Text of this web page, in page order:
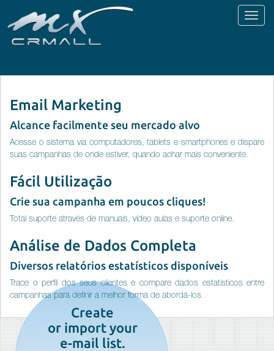
Toggle
Email Marketing
Alcance facilmente seu mercado alvo
Acesse o sistema via computadores, tablets e smartphones e dispare
suas campanhas de onde estiver, quando achar mais conveniente.
Fácil Utilização
Crie sua campanha em poucos cliques!
Total suporte através de manuais, vídeo aulas e suporte online.
Análise de Dados Completa
Diversos relatórios estatísticos disponíveis
Trace o perfil dos seus clientes e compare dados estatísticos entre
campanhas para definir a melhor forma de abordá-los.
Create
or import your
e-mail list.